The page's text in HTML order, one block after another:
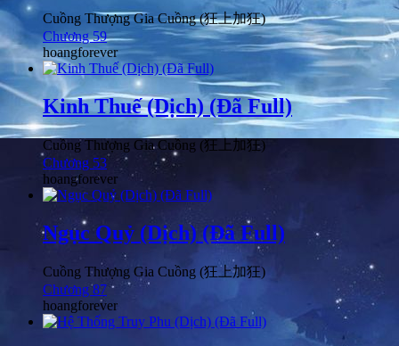
Cuồng Thượng Gia Cuồng (狂上加狂)
Chương 59
hoangforever
Kinh Thuế (Dịch) (Đã Full)
Cuồng Thượng Gia Cuồng (狂上加狂)
Chương 53
hoangforever
Ngục Quỷ (Dịch) (Đã Full)
Cuồng Thượng Gia Cuồng (狂上加狂)
Chương 87
hoangforever